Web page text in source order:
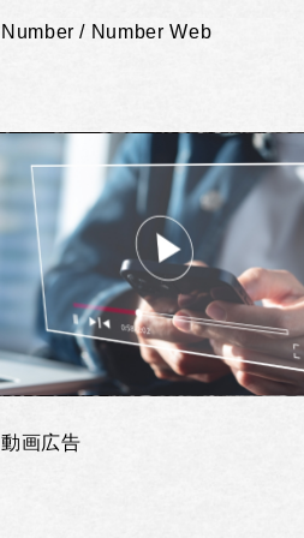
Number / Number Web
動画広告